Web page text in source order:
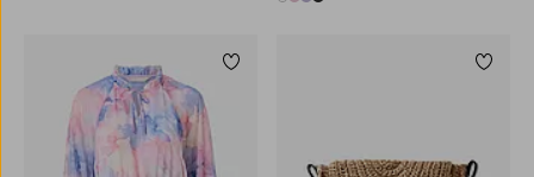
4 värejä
Lisää suosikkeihin Lisää